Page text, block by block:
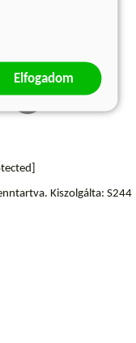
Kiszolgálta: S244
Elfogadom